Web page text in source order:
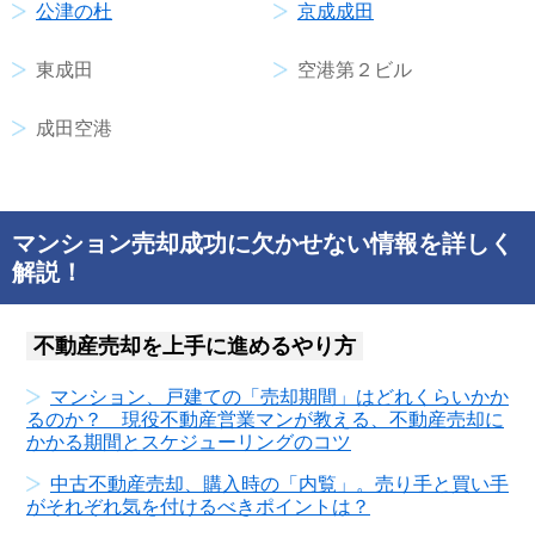
公津の杜 京成成田
東成田 空港第２ビル
成田空港
マンション売却成功に欠かせない情報を詳しく
解説！
不動産売却を上手に進めるやり方
マンション、戸建ての「売却期間」はどれくらいかか
るのか？ 現役不動産営業マンが教える、不動産売却に
かかる期間とスケジューリングのコツ
中古不動産売却、購入時の「内覧」。売り手と買い手
がそれぞれ気を付けるべきポイントは？